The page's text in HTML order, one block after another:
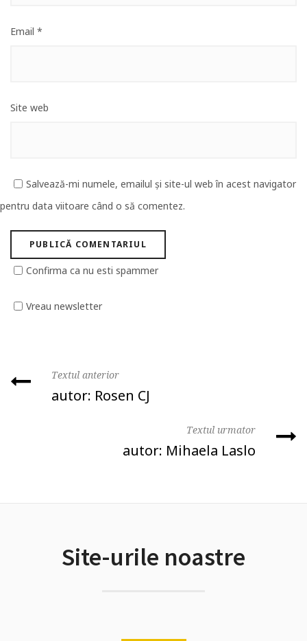
Email *
Site web
Salvează-mi numele, emailul și site-ul web în acest navigator
pentru data viitoare când o să comentez.
Confirma ca nu esti spammer
Vreau newsletter
Textul anterior
autor: Rosen CJ
Textul urmator
autor: Mihaela Laslo
Site-urile noastre